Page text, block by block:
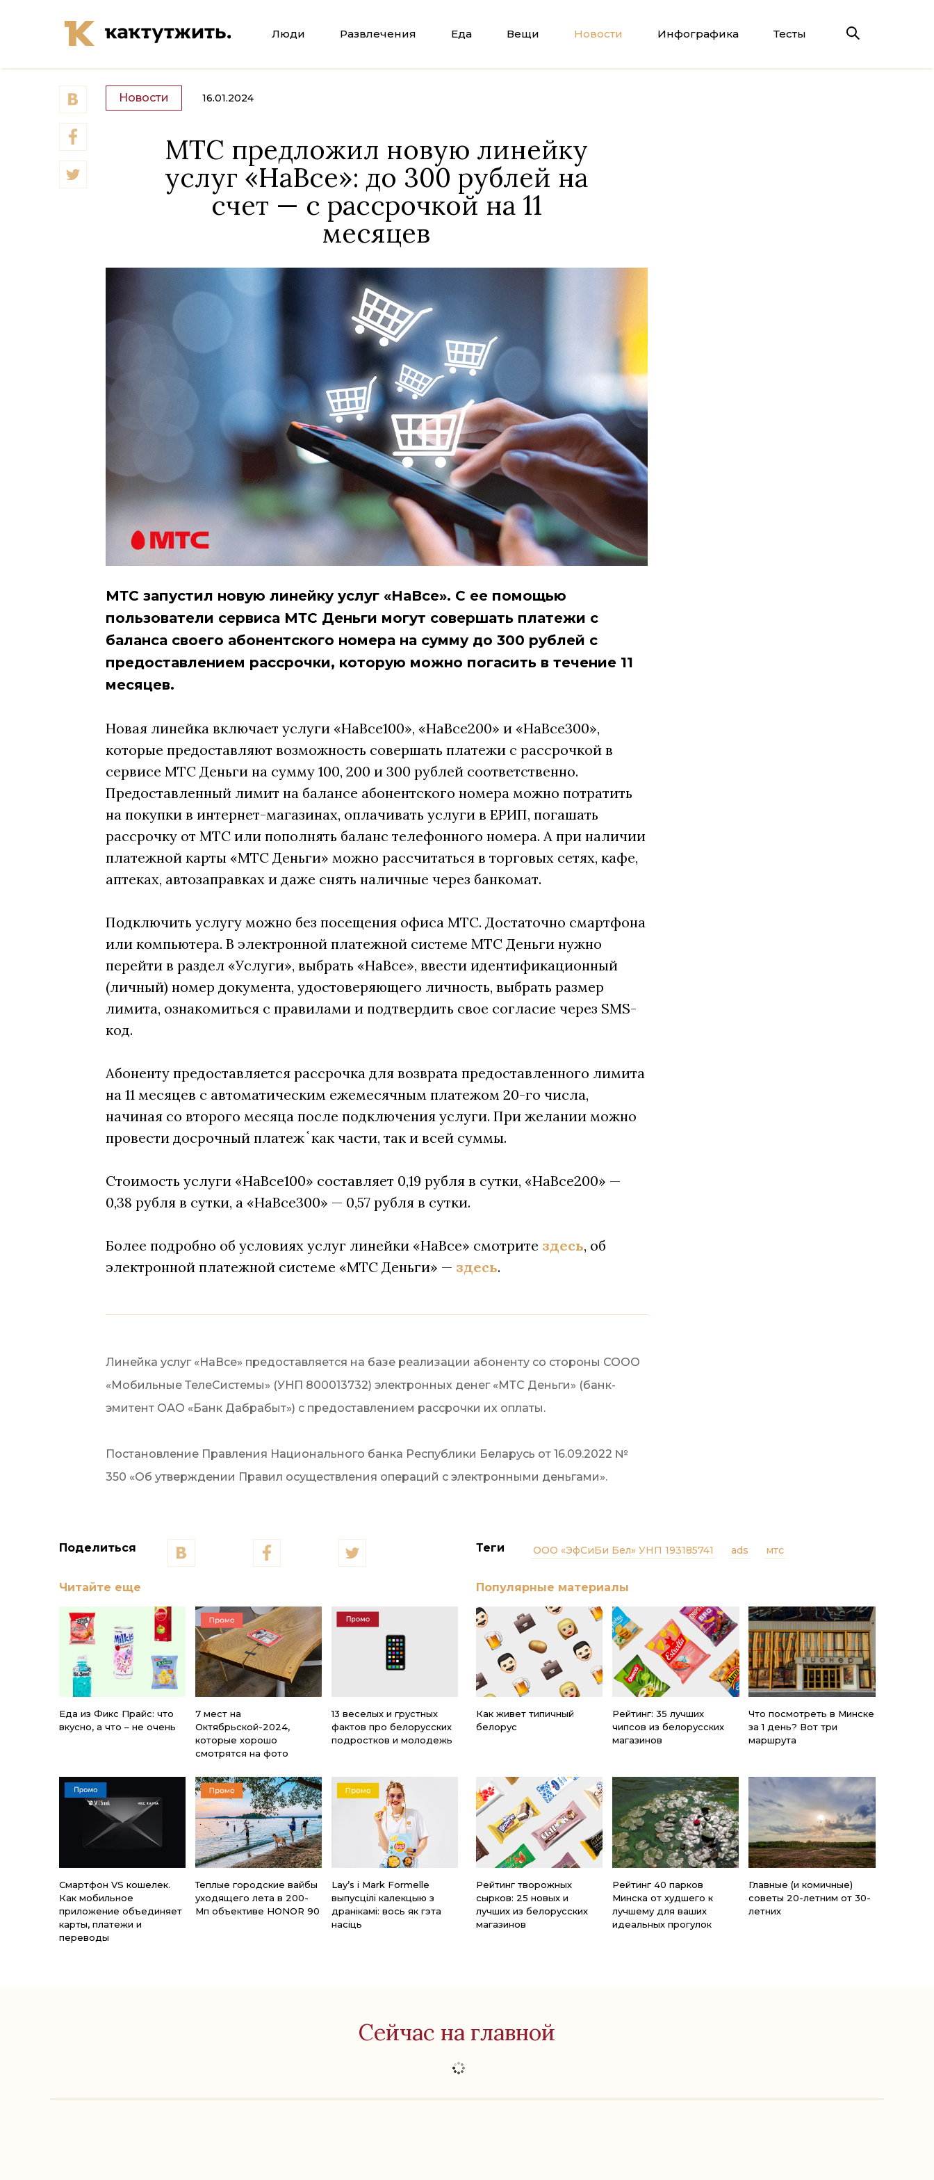
Люди Развлечения Еда Вещи Новости Инфографика Тесты
Новости 16.01.2024
МТС предложил новую линейку
услуг «НаВсе»: до 300 рублей на
счет — с рассрочкой на 11
месяцев
МТС запустил новую линейку услуг «НаВсе». С ее помощью
пользователи сервиса МТС Деньги могут совершать платежи с
баланса своего абонентского номера на сумму до 300 рублей с
предоставлением рассрочки, которую можно погасить в течение 11
месяцев.
Новая линейка включает услуги «НаВсе100», «НаВсе200» и «НаВсе300»,
которые предоставляют возможность совершать платежи с рассрочкой в
сервисе МТС Деньги на сумму 100, 200 и 300 рублей соответственно.
Предоставленный лимит на балансе абонентского номера можно потратить
на покупки в интернет-магазинах, оплачивать услуги в ЕРИП, погашать
рассрочку от МТС или пополнять баланс телефонного номера. А при наличии
платежной карты «МТС Деньги» можно рассчитаться в торговых сетях, кафе,
аптеках, автозаправках и даже снять наличные через банкомат.
Подключить услугу можно без посещения офиса МТС. Достаточно смартфона
или компьютера. В электронной платежной системе МТС Деньги нужно
перейти в раздел «Услуги», выбрать «НаВсе», ввести идентификационный
(личный) номер документа, удостоверяющего личность, выбрать размер
лимита, ознакомиться с правилами и подтвердить свое согласие через SMS-
код.
Абоненту предоставляется рассрочка для возврата предоставленного лимита
на 11 месяцев с автоматическим ежемесячным платежом 20-го числа,
начиная со второго месяца после подключения услуги. При желании можно
провести досрочный платеж ֫ как части, так и всей суммы.
Стоимость услуги «НаВсе100» составляет 0,19 рубля в сутки, «НаВсе200» —
0,38 рубля в сутки, а «НаВсе300» — 0,57 рубля в сутки.
Более подробно об условиях услуг линейки «НаВсе» смотрите здесь, об
электронной платежной системе «МТС Деньги» — здесь.
Линейка услуг «НаВсе» предоставляется на базе реализации абоненту со стороны СООО
«Мобильные ТелеСистемы» (УНП 800013732) электронных денег «МТС Деньги» (банк-
эмитент ОАО «Банк Дабрабыт») с предоставлением рассрочки их оплаты.
Постановление Правления Национального банка Республики Беларусь от 16.09.2022 №
350 «Об утверждении Правил осуществления операций с электронными деньгами».
Поделиться Теги ООО «ЭфСиБи Бел» УНП 193185741 ads мтс
Читайте еще
Еда из Фикс Прайс: что
вкусно, а что – не очень
7 мест на
Октябрьской-2024,
которые хорошо
смотрятся на фото
13 веселых и грустных
фактов про белорусских
подростков и молодежь
Смартфон VS кошелек.
Как мобильное
приложение объединяет
карты, платежи и
переводы
Теплые городские вайбы
уходящего лета в 200-
Мп объективе HONOR 90
Lay’s і Mark Formelle
выпусцілі калекцыю з
дранікамі: вось як гэта
насіць
Популярные материалы
Как живет типичный
белорус
Рейтинг: 35 лучших
чипсов из белорусских
магазинов
Что посмотреть в Минске
за 1 день? Вот три
маршрута
Рейтинг творожных
сырков: 25 новых и
лучших из белорусских
магазинов
Рейтинг 40 парков
Минска от худшего к
лучшему для ваших
идеальных прогулок
Главные (и комичные)
советы 20-летним от 30-
летних
Сейчас на главной